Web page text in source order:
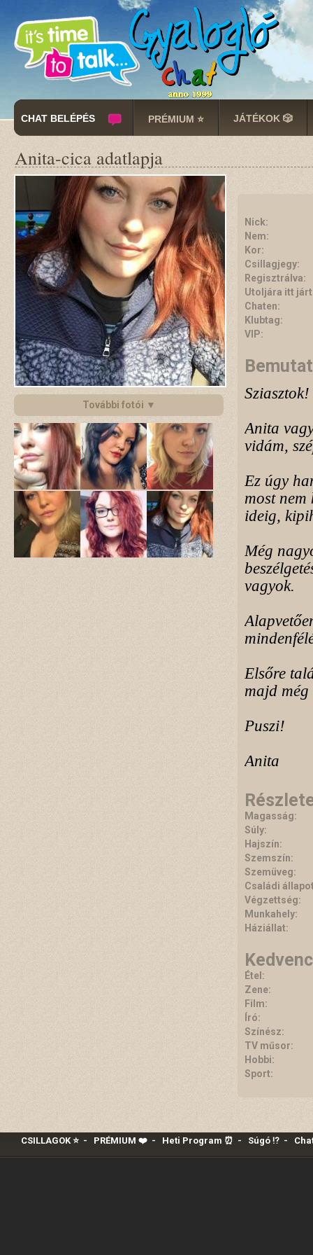
CHAT BELÉPÉS PRÉMIUM ⭐ JÁTÉKOK 🎲
Anita-cica adatlapja
További fotói ▼
Nick:
Nem:
Kor:
Csillagjegy:
Regisztrálva:
Utoljára itt
Chaten:
Klubtag:
VIP:
Sziasztok!
Anita
vidám,
Ez úgy
most nem
ideig,
Még
vagyok.
Elsőre
majd
Puszi!
Anita
Magasság:
Súly:
Hajszín:
Szemszín:
Szemüveg:
Családi
Végzettség:
Munkahely:
Háziállat:
Étel:
Zene:
Film:
Író:
Színész:
TV műsor:
Hobbi:
Sport:
CSILLAGOK ⭐- PRÉMIUM ❤️‍- Heti Program ⏰ - Súgó ⁉️-